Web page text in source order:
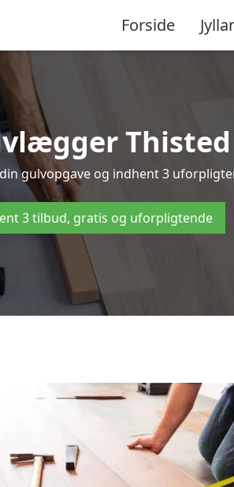
Forside
Thisted
gulvopgave og indhent 3
3 tilbud, gratis og uforpligtende